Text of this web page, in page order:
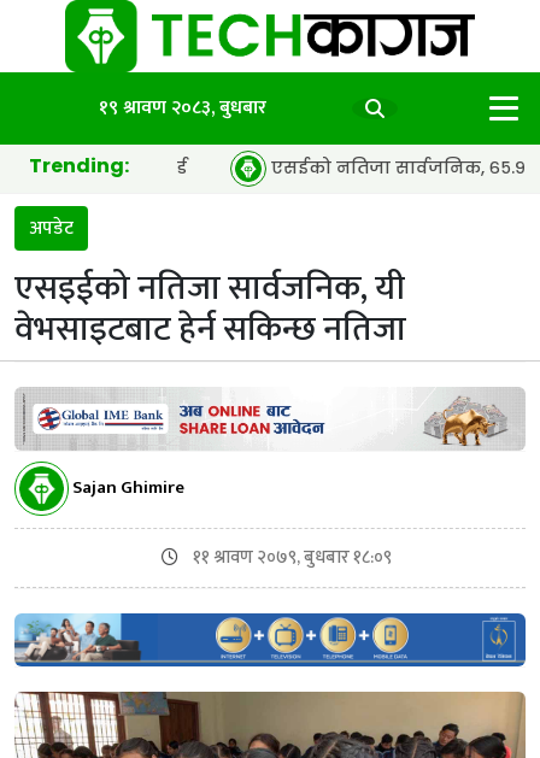
१९ श्रावण २०८३, बुधबार
Trending:
अवार्ड एसईको नतिजा सार्वजनिक, ६५.९८ प्रतिशत
अपडेट
एसइईको नतिजा सार्वजनिक, यी
वेभसाइटबाट हेर्न सकिन्छ नतिजा
Sajan Ghimire
११ श्रावण २०७९, बुधबार १८:०९